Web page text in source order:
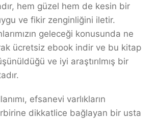
hem güzel hem de kesin bir
ve fikir zenginliğini iletir.
geleceği konusunda ne
ücretsiz ebook indir ve bu kitap
ve iyi araştırılmış bir
efsanevi varlıkların
dikkatlice bağlayan bir usta